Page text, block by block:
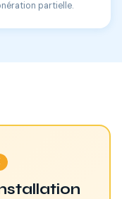
partielle.